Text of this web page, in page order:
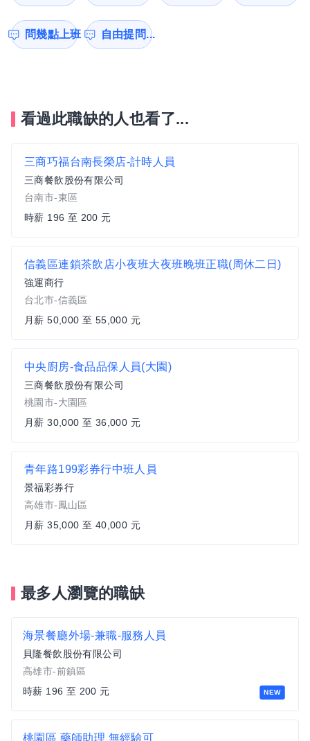
問幾點上班 自由提問...
看過此職缺的人也看了...
三商巧福台南長榮店-計時人員
三商餐飲股份有限公司
台南市-東區
時薪 196 至 200 元
信義區連鎖茶飲店小夜班大夜班晚班正職(周休二日)
強運商行
台北市-信義區
月薪 50,000 至 55,000 元
中央廚房-食品品保人員(大園)
三商餐飲股份有限公司
桃園市-大園區
月薪 30,000 至 36,000 元
青年路199彩券行中班人員
景福彩券行
高雄市-鳳山區
月薪 35,000 至 40,000 元
最多人瀏覽的職缺
NEW
海景餐廳外場-兼職-服務人員
貝隆餐飲股份有限公司
高雄市-前鎮區
時薪 196 至 200 元
桃園區 藥師助理 無經驗可